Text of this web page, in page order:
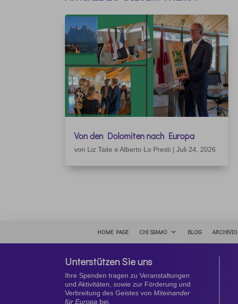
Von den Dolomiten nach Europa
von Liz Taite e Alberto Lo Presti |Juli 24, 2026
HOME PAGE CHI SIAMO BLOG ARCHIVIO
Unterstützen Sie uns
Ihre Spenden tragen zu Veranstaltungen
und Aktivitäten, sowie zur Förderung und
Verbreitung des Geistes vonMiteinander
für Europa bei.